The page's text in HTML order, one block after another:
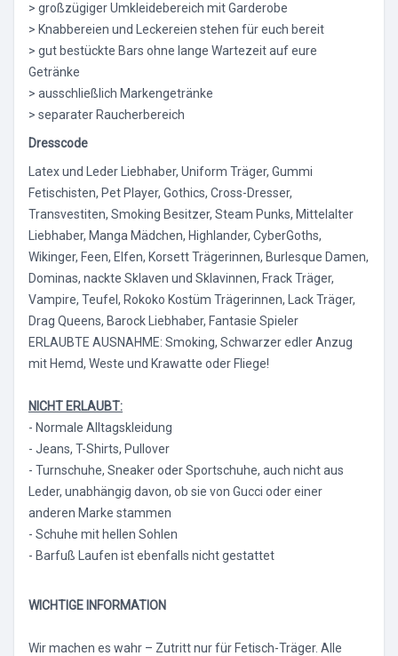
> großzügiger Umkleidebereich mit Garderobe
> Knabbereien und Leckereien stehen für euch bereit
> gut bestückte Bars ohne lange Wartezeit auf eure
Getränke
> ausschließlich Markengetränke
> separater Raucherbereich
Dresscode
Latex und Leder Liebhaber, Uniform Träger, Gummi
Fetischisten, Pet Player, Gothics, Cross-Dresser,
Transvestiten, Smoking Besitzer, Steam Punks, Mittelalter
Liebhaber, Manga Mädchen, Highlander, CyberGoths,
Wikinger, Feen, Elfen, Korsett Trägerinnen, Burlesque Damen,
Dominas, nackte Sklaven und Sklavinnen, Frack Träger,
Vampire, Teufel, Rokoko Kostüm Trägerinnen, Lack Träger,
Drag Queens, Barock Liebhaber, Fantasie Spieler
ERLAUBTE AUSNAHME: Smoking, Schwarzer edler Anzug
mit Hemd, Weste und Krawatte oder Fliege!
NICHT ERLAUBT:
- Normale Alltagskleidung
- Jeans, T-Shirts, Pullover
- Turnschuhe, Sneaker oder Sportschuhe, auch nicht aus
Leder, unabhängig davon, ob sie von Gucci oder einer
anderen Marke stammen
- Schuhe mit hellen Sohlen
- Barfuß Laufen ist ebenfalls nicht gestattet
WICHTIGE INFORMATION
Wir machen es wahr – Zutritt nur für Fetisch-Träger. Alle